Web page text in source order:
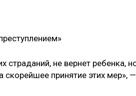
страданий, не вернет ребенка,
принятие этих мер», —